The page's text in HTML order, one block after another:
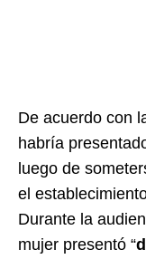
De acuerdo con
habría
luego de
el
Durante la
mujer presentó “